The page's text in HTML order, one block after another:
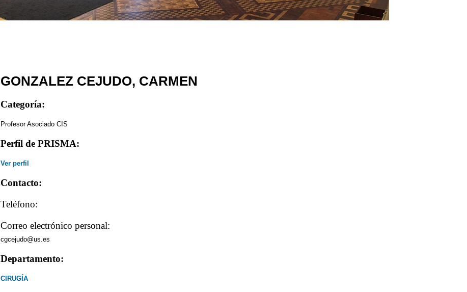
GONZALEZ CEJUDO, CARMEN
Categoría:
Profesor Asociado CIS
Perfil de PRISMA:
Ver perfil
Contacto:
Teléfono:
Correo electrónico personal:
cgcejudo@us.es
Departamento:
CIRUGÍA